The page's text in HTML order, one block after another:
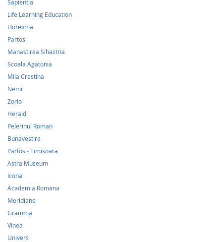
Sapientia
Life Learning Education
Horevma
Partos
Manastirea Sihastria
Scoala Agatonia
Mila Crestina
Nemi
Zorio
Herald
Pelerinul Roman
Bunavestire
Partos - Timisoara
Astra Museum
Icona
Academia Romana
Meridiane
Gramma
Vinea
Univers